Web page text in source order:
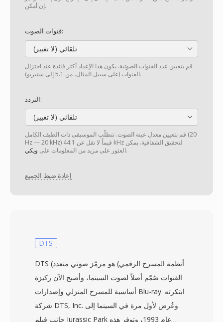
إن أمكن.
قنوات الصوت:
تلقائي (لا تغيير)
قم بتعيين عدد القنوات الصوتية. يكون هذا الإعداد أكثر فائدة عند اختزال
القنوات (على سبيل المثال، من 5.1 إلى ستيريو).
التردد:
تلقائي (لا تغيير)
قم بتعيين معدل عينة الصوت. تتطلّب الموسيقى ذات الطيف الكامل (20
Hz — 20 kHz) قيماً لا تقل عن 44.1 kHz لتحقيق الشفافية. يمكن
العثور على مزيد من المعلومات على ويكي .
إعادة ضبط الجميع
DTS
DTS (أنظمة المسرح الرقمي) هو مرمّز صوتي متعدد
القنوات صُمّم أصلاً لصوت السينما، وأصبح الآن ركيزة
أساسية للمسرح المنزلي وإصدارات Blu-ray. ابتكرته
شركة DTS, Inc. وعُرض لأول مرة في السينما إلى
جانب فيلم Jurassic Park عام 1993، وتوفر هذه